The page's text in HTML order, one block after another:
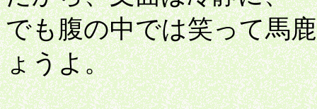
でも腹の中では笑って馬
ょうよ。